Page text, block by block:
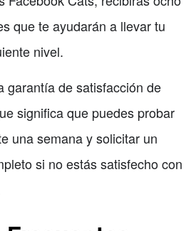
que te ayudarán a llevar tu
nivel.
garantía de satisfacción de
significa que puedes probar
una semana y solicitar un
si no estás satisfecho con